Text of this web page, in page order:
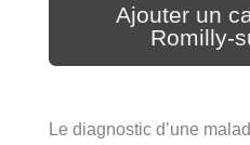
Ajouter un
Romilly-
Le diagnostic d’une